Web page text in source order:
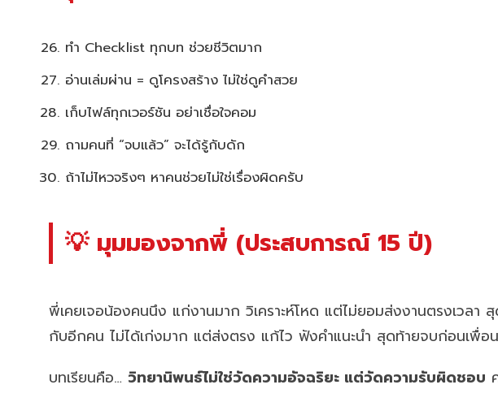
ทำ Checklist ทุกบท ช่วยชีวิตมาก
อ่านเล่มผ่าน = ดูโครงสร้าง ไม่ใช่ดูคำสวย
เก็บไฟล์ทุกเวอร์ชัน อย่าเชื่อใจคอม
ถามคนที่ “จบแล้ว” จะได้รู้กับดัก
ถ้าไม่ไหวจริงๆ หาคนช่วยไม่ใช่เรื่องผิดครับ
💡 มุมมองจากพี่ (ประสบการณ์ 15 ปี)
พี่เคยเจอน้องคนนึง แก่งานมาก วิเคราะห์โหด แต่ไม่ยอมส่งงานตรงเวลา
กับอีกคน ไม่ได้เก่งมาก แต่ส่งตรง แก้ไว ฟังคำแนะนำ สุดท้ายจบก่อนเพื่อ
บทเรียนคือ… วิทยานิพนธ์ไม่ใช่วัดความอัจฉริยะ แต่วัดความรับผิดชอบ